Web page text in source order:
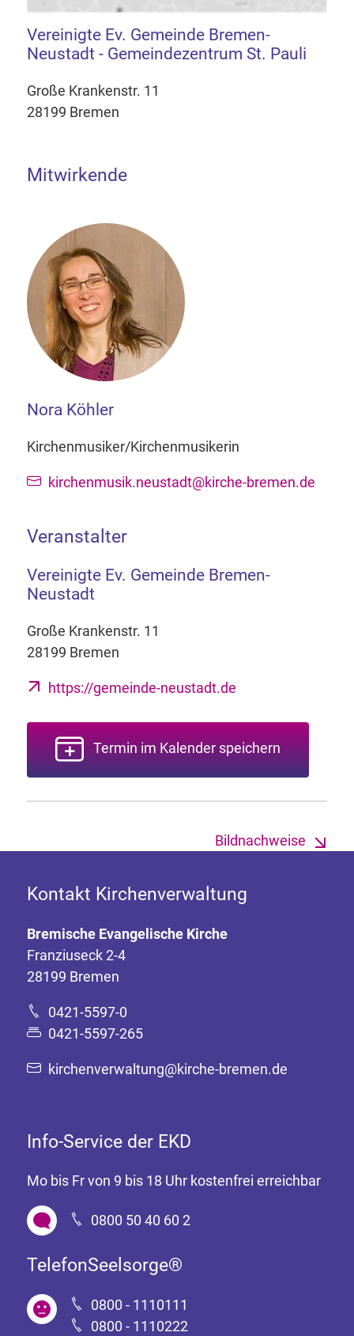
Vereinigte Ev. Gemeinde Bremen-
Neustadt - Gemeindezentrum St. Pauli
Große Krankenstr. 11
28199 Bremen
Mitwirkende
Nora Köhler
Kirchenmusiker/Kirchenmusikerin
kirchenmusik.neustadt@kirche-bremen.de
Veranstalter
Vereinigte Ev. Gemeinde Bremen-
Neustadt
Große Krankenstr. 11
28199 Bremen
https://gemeinde-neustadt.de
Termin im Kalender speichern
Bildnachweise
Kontakt Kirchenverwaltung
Bremische Evangelische Kirche
Franziuseck 2-4
28199 Bremen
0421-5597-0
0421-5597-265
kirchenverwaltung@kirche-bremen.de
Info-Service der EKD
Mo bis Fr von 9 bis 18 Uhr kostenfrei erreichbar
0800 50 40 60 2
TelefonSeelsorge®
0800 - 1110111
0800 - 1110222